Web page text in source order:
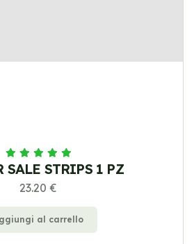
SALE STRIPS 1 PZ
23.20 €
al carrello